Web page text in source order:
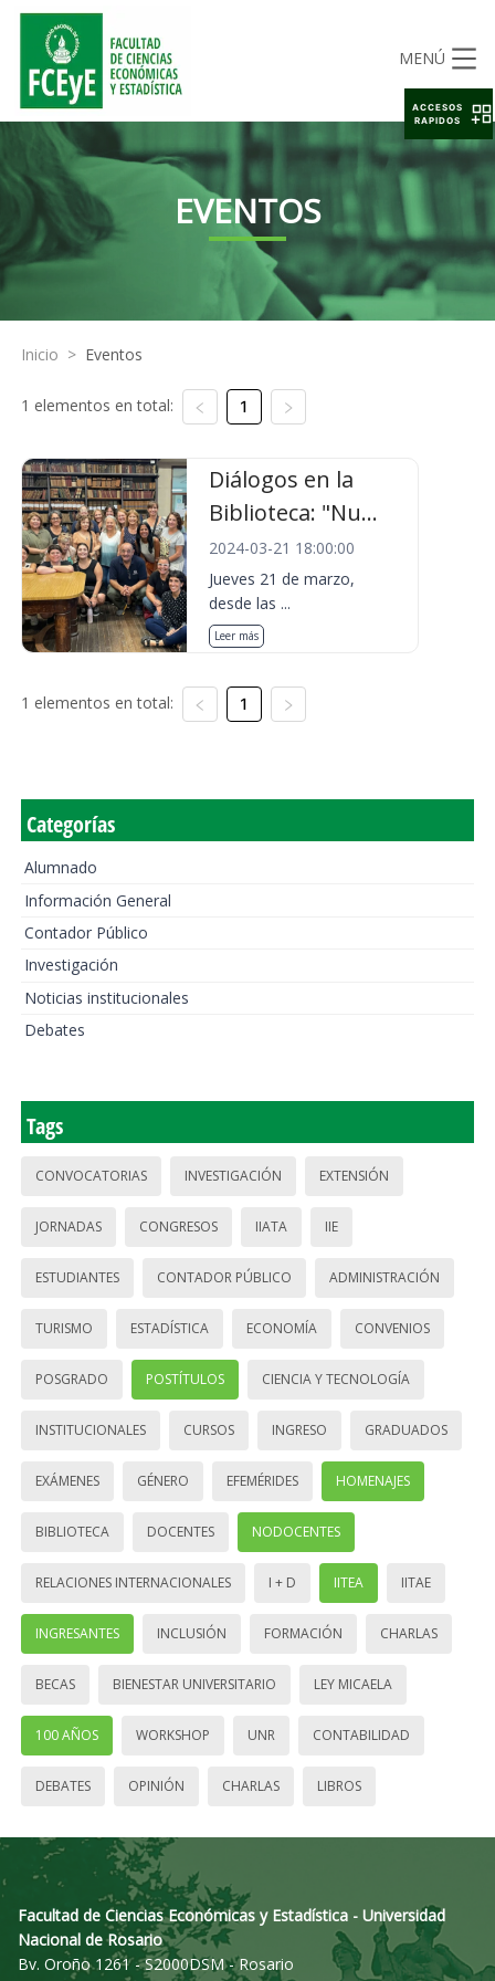
MENÚ
EVENTOS
Inicio > Eventos
1 elementos en total: 1
Diálogos en la
Biblioteca: "Nu...
2024-03-21 18:00:00
Jueves 21 de marzo,
desde las ...
Leer más
1 elementos en total: 1
Categorías
Alumnado
Información General
Contador Público
Investigación
Noticias institucionales
Debates
Tags
CONVOCATORIAS INVESTIGACIÓN EXTENSIÓN
JORNADAS CONGRESOS IIATA IIE
ESTUDIANTES CONTADOR PÚBLICO ADMINISTRACIÓN
TURISMO ESTADÍSTICA ECONOMÍA CONVENIOS
POSGRADO POSTÍTULOS CIENCIA Y TECNOLOGÍA
INSTITUCIONALES CURSOS INGRESO GRADUADOS
EXÁMENES GÉNERO EFEMÉRIDES HOMENAJES
BIBLIOTECA DOCENTES NODOCENTES
RELACIONES INTERNACIONALES I + D IITEA IITAE
INGRESANTES INCLUSIÓN FORMACIÓN CHARLAS
BECAS BIENESTAR UNIVERSITARIO LEY MICAELA
100 AÑOS WORKSHOP UNR CONTABILIDAD
DEBATES OPINIÓN CHARLAS LIBROS
Facultad de Ciencias Económicas y Estadística - Universidad
Nacional de Rosario
Bv. Oroño 1261 - S2000DSM - Rosario
ACCESOS
RAPIDOS